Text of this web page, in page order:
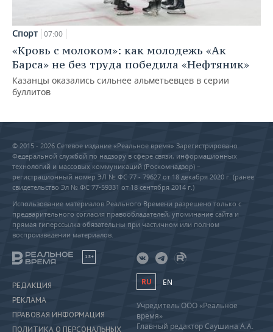
Спорт 07:00
«Кровь с молоком»: как молодежь «Ак
Барса» не без труда победила «Нефтяник»
Казанцы оказались сильнее альметьевцев в серии
буллитов
© 2015 - 2026 Сетевое издание «Реальное время» Зарегистрировано
Федеральной службой по надзору в сфере связи, информационных
технологий и массовых коммуникаций (Роскомнадзор) –
регистрационный номер ЭЛ № ФС 77 - 79627 от 18 декабря 2020 г. (ранее
свидетельство Эл № ФС 77-59331 от 18 сентября 2014 г.)
Использование материалов Реального Времени разрешено только с
предварительного согласия правообладателей, упоминание сайта и
прямая гиперссылка обязательны при частичном или полном
воспроизведении материалов.
18+
РЕДАКЦИЯ
РЕКЛАМА
ПРАВОВАЯ ИНФОРМАЦИЯ
ПОЛИТИКА О ПЕРСОНАЛЬНЫХ
RU EN
Учредитель ООО «Реальное
время»
Главный редактор Саушина А.А.